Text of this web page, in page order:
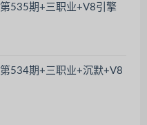
第535期+三职业+V8引擎
第534期+三职业+沉默+V8